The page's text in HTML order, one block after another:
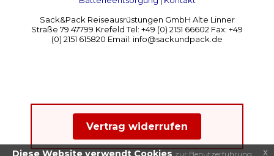
Sack&Pack Reiseausrüstungen GmbH Alte Linner
Straße 79 47799 Krefeld Tel: +49 (0) 2151 66602 Fax: +49
(0) 2151 615820 Email: info@sackundpack.de
Vertrag widerrufen
Diese Website verwendt Cookies zur Benutzerführung x